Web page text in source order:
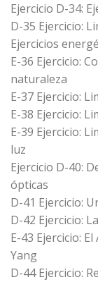
Ejercicio D-34:
D-35 Ejercicio:
Ejercicios
E-36 Ejercicio:
naturaleza
E-37 Ejercicio:
E-38 Ejercicio:
E-39 Ejercicio:
luz
Ejercicio D-40:
ópticas
D-41 Ejercicio:
D-42 Ejercicio:
E-43 Ejercicio:
Yang
D-44 Ejercicio: